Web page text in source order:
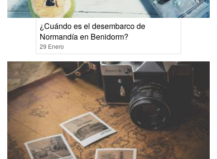
¿Cuándo es el desembarco de
Normandía en Benidorm?
29 Enero